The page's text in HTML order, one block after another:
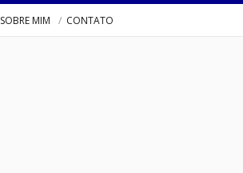
SOBRE MIM CONTATO